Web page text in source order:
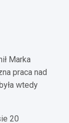
Marka
praca nad
wtedy
20